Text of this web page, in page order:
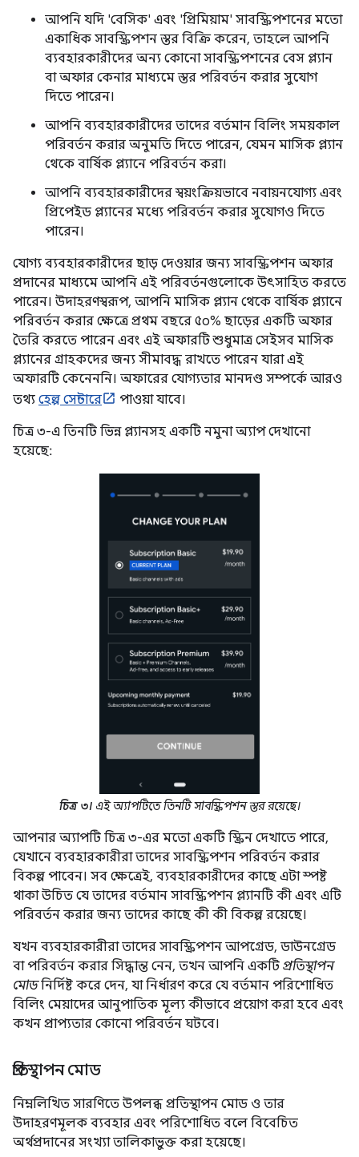
আপনি যদি 'বেসিক' এবং 'প্রিমিয়াম' সাবস্ক্রিপশনের মতো
একাধিক সাবস্ক্রিপশন স্তর বিক্রি করেন, তাহলে আপনি
ব্যবহারকারীদের অন্য কোনো সাবস্ক্রিপশনের বেস প্ল্যান
বা অফার কেনার মাধ্যমে স্তর পরিবর্তন করার সুযোগ
দিতে পারেন।
আপনি ব্যবহারকারীদের তাদের বর্তমান বিলিং সময়কাল
পরিবর্তন করার অনুমতি দিতে পারেন, যেমন মাসিক প্ল্যান
থেকে বার্ষিক প্ল্যানে পরিবর্তন করা।
আপনি ব্যবহারকারীদের স্বয়ংক্রিয়ভাবে নবায়নযোগ্য এবং
প্রিপেইড প্ল্যানের মধ্যে পরিবর্তন করার সুযোগও দিতে
পারেন।
যোগ্য ব্যবহারকারীদের ছাড় দেওয়ার জন্য সাবস্ক্রিপশন অফার
প্রদানের মাধ্যমে আপনি এই পরিবর্তনগুলোকে উৎসাহিত করতে
পারেন। উদাহরণস্বরূপ, আপনি মাসিক প্ল্যান থেকে বার্ষিক প্ল্যানে
পরিবর্তন করার ক্ষেত্রে প্রথম বছরে ৫০% ছাড়ের একটি অফার
তৈরি করতে পারেন এবং এই অফারটি শুধুমাত্র সেইসব মাসিক
প্ল্যানের গ্রাহকদের জন্য সীমাবদ্ধ রাখতে পারেন যারা এই
অফারটি কেনেননি। অফারের যোগ্যতার মানদণ্ড সম্পর্কে আরও
তথ্য হেল্প সেন্টারে
পাওয়া যাবে।
চিত্র ৩-এ তিনটি ভিন্ন প্ল্যানসহ একটি নমুনা অ্যাপ দেখানো
হয়েছে:
চিত্র ৩।এই অ্যাপটিতে তিনটি সাবস্ক্রিপশন স্তর রয়েছে।
আপনার অ্যাপটি চিত্র ৩-এর মতো একটি স্ক্রিন দেখাতে পারে,
যেখানে ব্যবহারকারীরা তাদের সাবস্ক্রিপশন পরিবর্তন করার
বিকল্প পাবেন। সব ক্ষেত্রেই, ব্যবহারকারীদের কাছে এটা স্পষ্ট
থাকা উচিত যে তাদের বর্তমান সাবস্ক্রিপশন প্ল্যানটি কী এবং এটি
পরিবর্তন করার জন্য তাদের কাছে কী কী বিকল্প রয়েছে।
যখন ব্যবহারকারীরা তাদের সাবস্ক্রিপশন আপগ্রেড, ডাউনগ্রেড
বা পরিবর্তন করার সিদ্ধান্ত নেন, তখন আপনি একটি প্রতিস্থাপন
মোডনির্দিষ্ট করে দেন, যা নির্ধারণ করে যে বর্তমান পরিশোধিত
বিলিং মেয়াদের আনুপাতিক মূল্য কীভাবে প্রয়োগ করা হবে এবং
কখন প্রাপ্যতার কোনো পরিবর্তন ঘটবে।
প্রতিস্থাপন মোড
নিম্নলিখিত সারণিতে উপলব্ধ প্রতিস্থাপন মোড ও তার
উদাহরণমূলক ব্যবহার এবং পরিশোধিত বলে বিবেচিত
অর্থপ্রদানের সংখ্যা তালিকাভুক্ত করা হয়েছে।